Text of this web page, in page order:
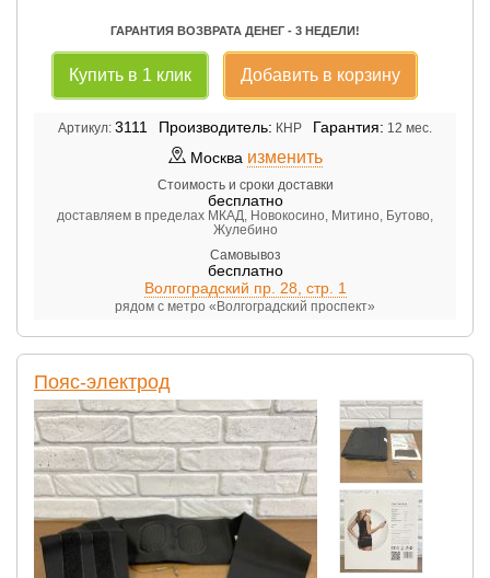
ГАРАНТИЯ ВОЗВРАТА ДЕНЕГ - 3 НЕДЕЛИ!
Купить в 1 клик Добавить в корзину
Артикул: 3111 Производитель: КНР Гарантия: 12 мес.
Москва изменить
Стоимость и сроки доставки
бесплатно
доставляем в пределах МКАД, Новокосино, Митино, Бутово,
Жулебино
Самовывоз
бесплатно
Волгоградский пр. 28, стр. 1
рядом с метро «Волгоградский проспект»
Пояс-электрод